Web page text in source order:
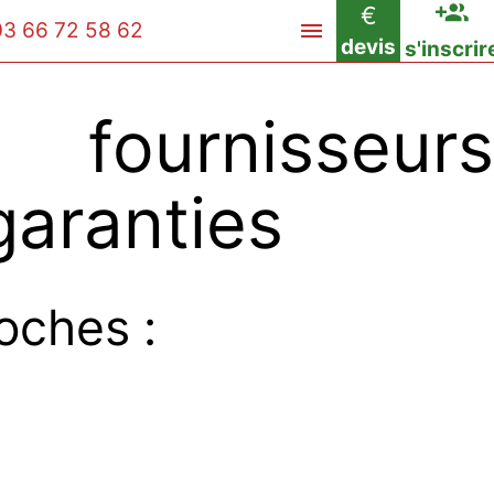
66 72 58 62
€
devis
: